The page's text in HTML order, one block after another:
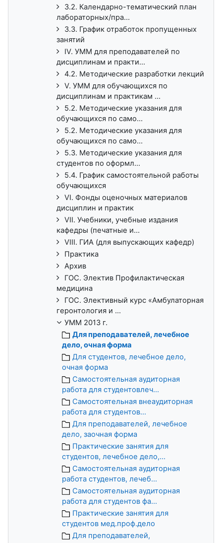
3.2. Календарно-тематический план
лабораторных/пра...
3.3. График отработок пропущенных
занятий
IV. УММ для преподавателей по
дисциплинам и практи...
4.2. Методические разработки лекций
V. УММ для обучающихся по
дисциплинам и практикам ...
5.2. Методические указания для
обучающихся по само...
5.2. Методические указания для
обучающихся по само...
5.3. Методические указания для
студентов по оформл...
5.4. График самостоятельной работы
обучающихся
VI. Фонды оценочных материалов
дисциплин и практик
VII. Учебники, учебные издания
кафедры (печатные и...
VIII. ГИА (для выпускающих кафедр)
Практика
Архив
ГОС. Электив Профилактическая
медицина
ГОС. Элективный курс «Амбулаторная
геронтология и ...
УММ 2013 г.
Для преподавателей, лечебное
дело, очная форма
Для студентов, лечебное дело,
очная форма
Самостоятельная аудиторная
работа для студентовлеч...
Самостоятельная внеаудиторная
работа для студентов...
Для преподавателей, лечебное
дело, заочная форма
Практические занятия для
студентов, лечебное дело,...
Самостоятельная аудиторная
работа студентов, лечеб...
Самостоятельная аудиторная
работа для студентов фа...
Практические занятия для
студентов мед.проф.дело
Для преподавателей,